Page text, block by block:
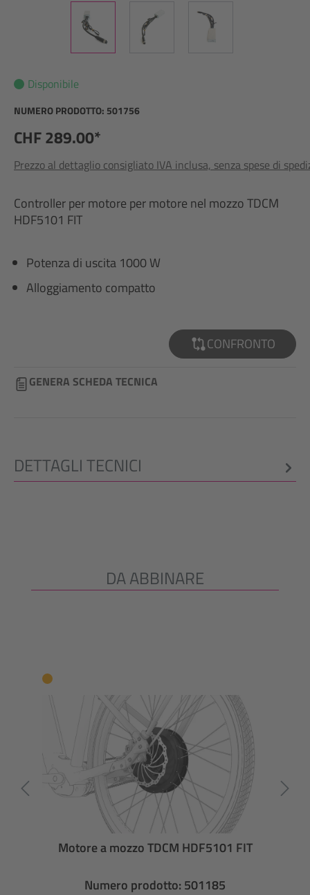
Disponibile
NUMERO PRODOTTO: 501756
CHF 289.00*
Prezzo al dettaglio consigliato IVA inclusa, senza spese di
Controller per motore per motore nel mozzo TDCM
HDF5101 FIT
Potenza di uscita 1000 W
Alloggiamento compatto
CONFRONTO
GENERA SCHEDA TECNICA
DETTAGLI TECNICI
Salta la galleria dei prodotti
DA ABBINARE
Motore a mozzo TDCM HDF5101 FIT
Numero prodotto: 501185